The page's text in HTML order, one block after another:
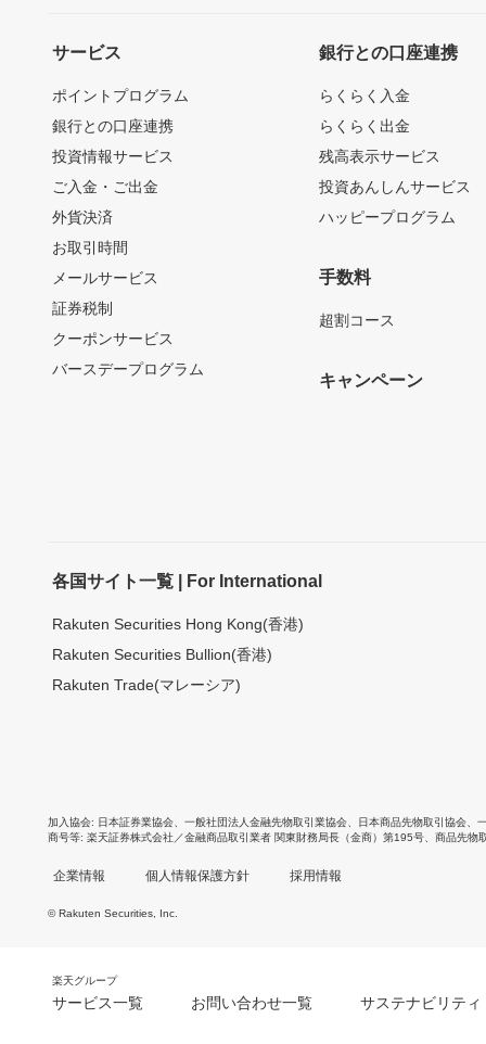
サービス
ポイントプログラム
銀行との口座連携
投資情報サービス
ご入金・ご出金
外貨決済
お取引時間
メールサービス
証券税制
クーポンサービス
バースデープログラム
銀行との口座連携
らくらく入金
らくらく出金
残高表示サービス
投資あんしんサービス
ハッピープログラム
手数料
超割コース
キャンペーン
各国サイト一覧 | For International
Rakuten Securities Hong Kong(香港)
Rakuten Securities Bullion(香港)
Rakuten Trade(マレーシア)
加入協会 日本証券業協会 一般社団法人金融先物取引業協会 日本商品先物取引協会
商号等 楽天証券株式会社／金融商品取引業者 関東財務局長（金商）第195号、商品先物
企業情報 個人情報保護方針 採用情報
© Rakuten Securities, Inc.
楽天グループ
サービス一覧 お問い合わせ一覧 サステナビリティ